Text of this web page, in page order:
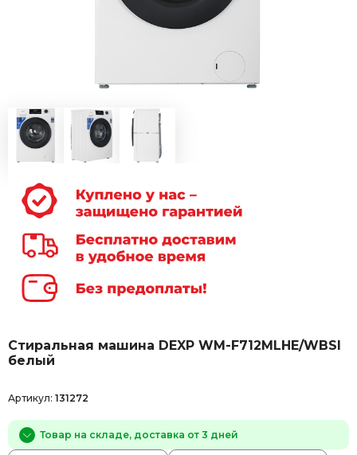
Стиральная машина DEXP WM-F712MLHE/WBSI
белый
Артикул: 131272
Товар на складе, доставка от 3 дней